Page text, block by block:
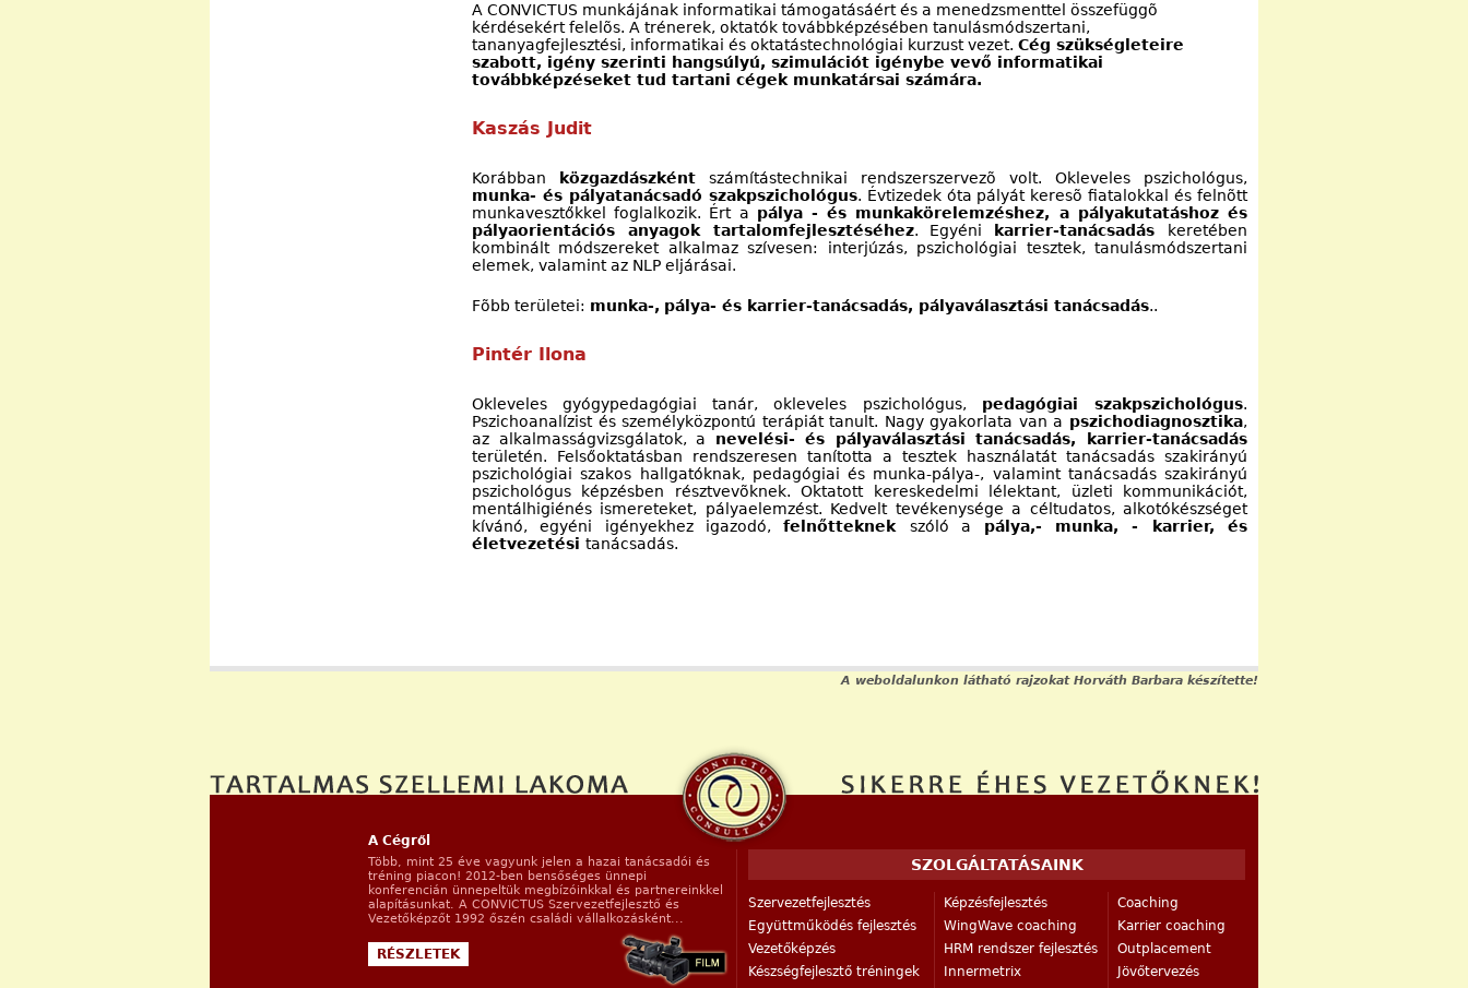
A CONVICTUS munkájának informatikai támogatásáért és a menedzsmenttel összefüggõ
kérdésekért felelõs. A trénerek, oktatók továbbképzésében tanulásmódszertani,
tananyagfejlesztési, informatikai és oktatástechnológiai kurzust vezet. Cég szükségleteire
szabott, igény szerinti hangsúlyú, szimulációt igénybe vevő informatikai
továbbképzéseket tud tartani cégek munkatársai számára.
Kaszás Judit
Korábban közgazdászként számítástechnikai rendszerszervezõ volt. Okleveles pszichológus,
munka- és pályatanácsadó szakpszichológus. Évtizedek óta pályát keresõ fiatalokkal és felnõtt
munkavesztőkkel foglalkozik. Ért a pálya - és munkakörelemzéshez, a pályakutatáshoz és
pályaorientációs anyagok tartalomfejlesztéséhez. Egyéni karrier-tanácsadás
keretében
kombinált módszereket alkalmaz szívesen: interjúzás, pszichológiai tesztek, tanulásmódszertani
elemek, valamint az NLP eljárásai.
Fõbb területei: munka-, pálya- és karrier-tanácsadás, pályaválasztási tanácsadás..
Pintér Ilona
Okleveles gyógypedagógiai tanár, okleveles pszichológus, pedagógiai szakpszichológus.
Pszichoanalízist és személyközpontú terápiát tanult. Nagy gyakorlata van a pszichodiagnosztika,
az alkalmasságvizsgálatok, a nevelési- és pályaválasztási tanácsadás, karrier-tanácsadás
területén. Felsőoktatásban rendszeresen tanította a tesztek használatát tanácsadás szakirányú
pszichológiai szakos hallgatóknak, pedagógiai és munka-pálya-, valamint tanácsadás szakirányú
pszichológus képzésben résztvevõknek. Oktatott kereskedelmi lélektant, üzleti kommunikációt,
mentálhigiénés ismereteket, pályaelemzést. Kedvelt tevékenysége a céltudatos, alkotókészséget
kívánó, egyéni igényekhez igazodó,felnőtteknek szóló a pálya,- munka, - karrier, és
életvezetési tanácsadás.
A weboldalunkon látható rajzokat Horváth Barbara készítette!
RÉSZLETEK
SZOLGÁLTATÁSAINK
Szervezetfejlesztés
Együttműködés fejlesztés
Vezetőképzés
Készségfejlesztő tréningek
Képzésfejlesztés
WingWave coaching
HRM rendszer fejlesztés
Innermetrix
Coaching
Karrier coaching
Outplacement
Jövőtervezés
A Cégről
Több, mint 25 éve vagyunk jelen a hazai tanácsadói és
tréning piacon! 2012-ben bensőséges ünnepi
konferencián ünnepeltük megbízóinkkal és partnereinkkel
alapításunkat. A CONVICTUS Szervezetfejlesztő és
Vezetőképzőt 1992 őszén családi vállalkozásként...